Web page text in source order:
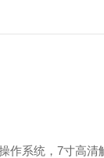
作系统，7寸高